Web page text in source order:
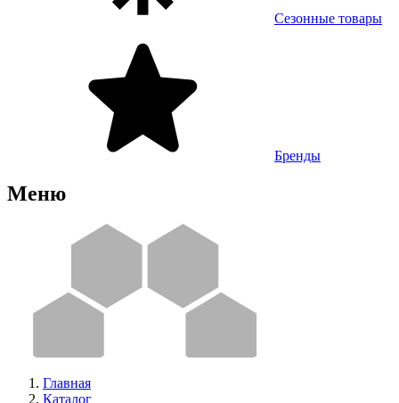
Сезонные товары
Бренды
Меню
Главная
Каталог